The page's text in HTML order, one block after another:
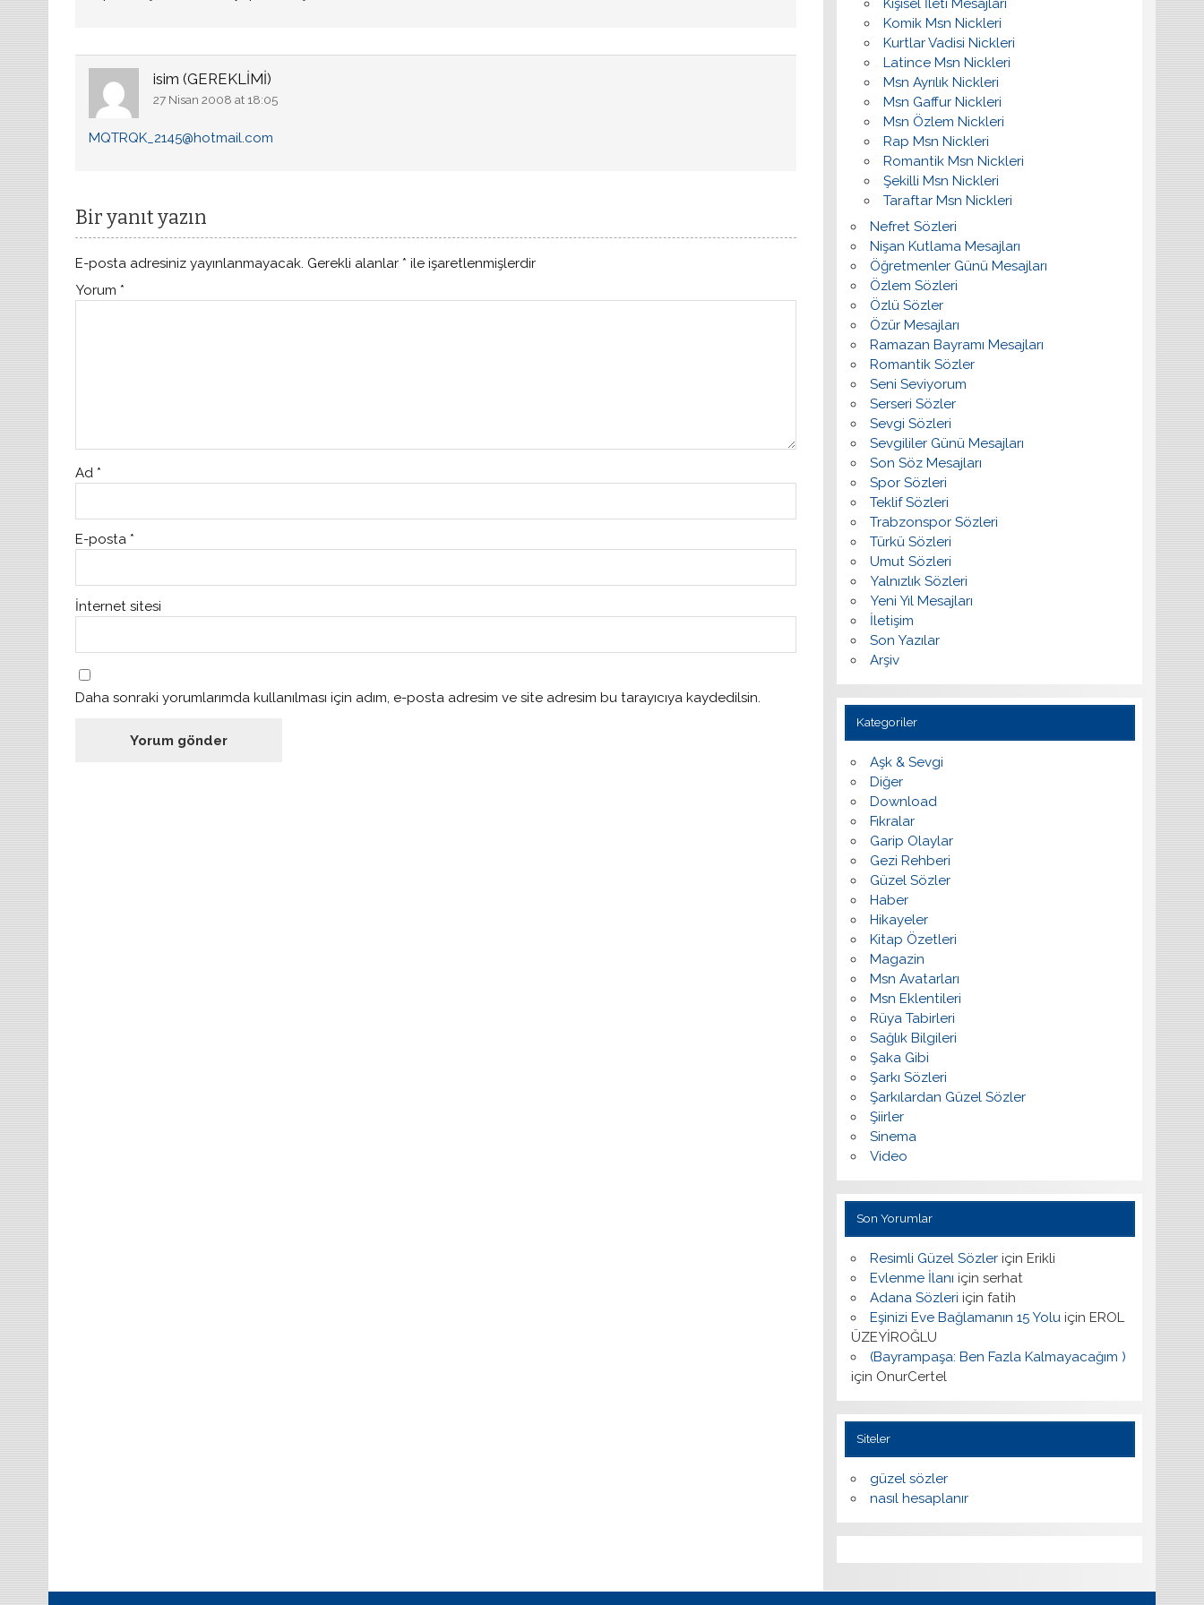
isim (GEREKLİMİ)
27 Nisan 2008 at 18:05
MQTRQK_2145@hotmail.com
Bir yanıt yazın
E-posta adresiniz yayınlanmayacak. Gerekli alanlar * ile işaretlenmişlerdir
Yorum *
Ad *
E-posta *
İnternet sitesi
Daha sonraki yorumlarımda kullanılması için adım, e-posta adresim ve site adresim bu tarayıcıya kaydedilsin.
Kişisel İleti Mesajları
Komik Msn Nickleri
Kurtlar Vadisi Nickleri
Latince Msn Nickleri
Msn Ayrılık Nickleri
Msn Gaffur Nickleri
Msn Özlem Nickleri
Rap Msn Nickleri
Romantik Msn Nickleri
Şekilli Msn Nickleri
Taraftar Msn Nickleri
Nefret Sözleri
Nişan Kutlama Mesajları
Öğretmenler Günü Mesajları
Özlem Sözleri
Özlü Sözler
Özür Mesajları
Ramazan Bayramı Mesajları
Romantik Sözler
Seni Seviyorum
Serseri Sözler
Sevgi Sözleri
Sevgililer Günü Mesajları
Son Söz Mesajları
Spor Sözleri
Teklif Sözleri
Trabzonspor Sözleri
Türkü Sözleri
Umut Sözleri
Yalnızlık Sözleri
Yeni Yıl Mesajları
İletişim
Son Yazılar
Arşiv
Kategoriler
Aşk & Sevgi
Diğer
Download
Fıkralar
Garip Olaylar
Gezi Rehberi
Güzel Sözler
Haber
Hikayeler
Kitap Özetleri
Magazin
Msn Avatarları
Msn Eklentileri
Rüya Tabirleri
Sağlık Bilgileri
Şaka Gibi
Şarkı Sözleri
Şarkılardan Güzel Sözler
Şiirler
Sinema
Video
Son Yorumlar
Resimli Güzel Sözleriçin Erikli
Evlenme İlanı için serhat
Adana Sözleri için fatih
Eşinizi Eve Bağlamanın 15 Yoluiçin EROL
ÜZEYİROĞLU
(Bayrampaşa: Ben Fazla Kalmayacağım )
için OnurCertel
Siteler
güzel sözler
nasıl hesaplanır